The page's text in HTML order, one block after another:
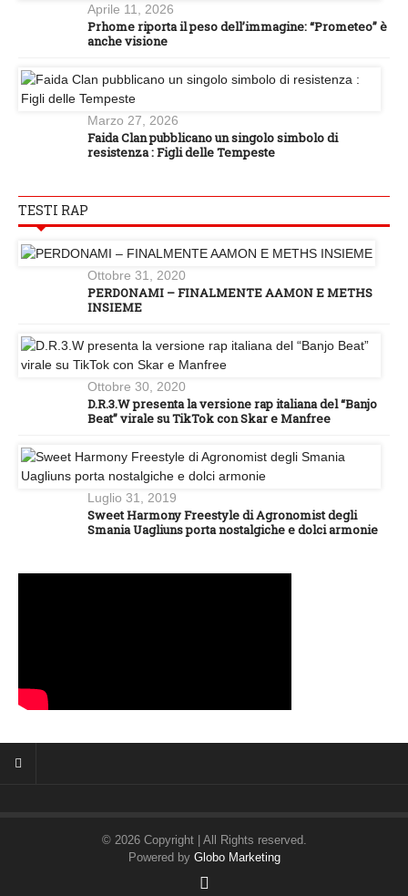
Aprile 11, 2026
Prhome riporta il peso dell’immagine: “Prometeo” è
anche visione
Marzo 27, 2026
Faida Clan pubblicano un singolo simbolo di
resistenza : Figli delle Tempeste
TESTI RAP
Ottobre 31, 2020
PERDONAMI – FINALMENTE AAMON E METHS
INSIEME
Ottobre 30, 2020
D.R.3.W presenta la versione rap italiana del “Banjo
Beat” virale su TikTok con Skar e Manfree
Luglio 31, 2019
Sweet Harmony Freestyle di Agronomist degli
Smania Uagliuns porta nostalgiche e dolci armonie
© 2026 Copyright | All Rights reserved.
Powered by Globo Marketing